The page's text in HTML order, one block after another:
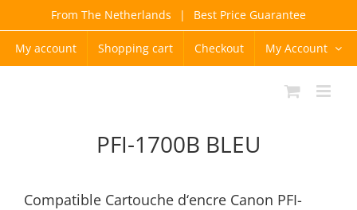
content
From The Netherlands | Best Price Guarantee
My account Shopping cart Checkout My Account
PFI-1700B BLEU
Compatible Cartouche d‘encre Canon PFI-